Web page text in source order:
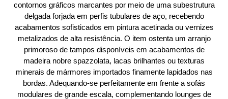
contornos gráficos marcantes por meio de uma subestrutura
delgada forjada em perfis tubulares de aço, recebendo
acabamentos sofisticados em pintura acetinada ou vernizes
metalizados de alta resistência. O item ostenta um arranjo
primoroso de tampos disponíveis em acabamentos de
madeira nobre spazzolata, lacas brilhantes ou texturas
minerais de mármores importados finamente lapidados nas
bordas. Adequando-se perfeitamente em frente a sofás
modulares de grande escala, complementando lounges de